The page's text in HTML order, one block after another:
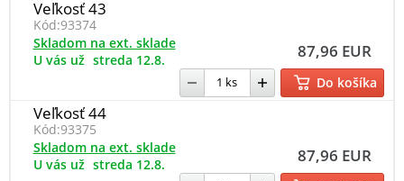
Veľkosť 43
Kód:93374
87,96 EUR
Skladom na ext. sklade
U vás už streda 12.8.
Do košíka
Veľkosť 44
Kód:93375
87,96 EUR
Skladom na ext. sklade
U vás už streda 12.8.